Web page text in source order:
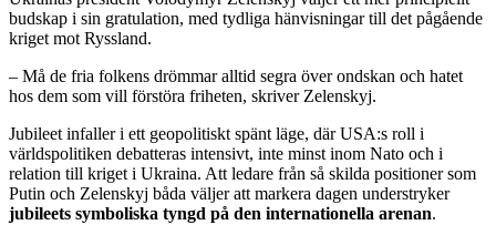
budskap i sin gratulation, med tydliga hänvisningar till det pågående
kriget mot Ryssland.
– Må de fria folkens drömmar alltid segra över ondskan och hatet
hos dem som vill förstöra friheten, skriver Zelenskyj.
Jubileet infaller i ett geopolitiskt spänt läge, där USA:s roll i
världspolitiken debatteras intensivt, inte minst inom Nato och i
relation till kriget i Ukraina. Att ledare från så skilda positioner som
Putin och Zelenskyj båda väljer att markera dagen understryker
jubileets symboliska tyngd på den internationella arenan.